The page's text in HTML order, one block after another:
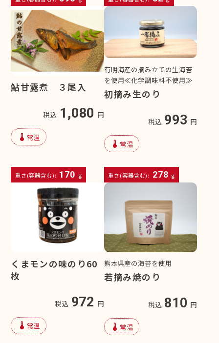
鮎甘露煮 ３尾入
税込 1,080 円
device_thermostat 常温
重さ(容器含む): 170 g
有明海産の摘み立ての生海苔
を使用≪化学調味料不使用≫
初摘み生のり
税込 993 円
device_thermostat 常温
重さ(容器含む): 278 g
くまモンの味のり60
枚
税込 972 円
device_thermostat 常温
熊本県産の海苔を使用
若摘み焼のり
税込 810 円
device_thermostat 常温